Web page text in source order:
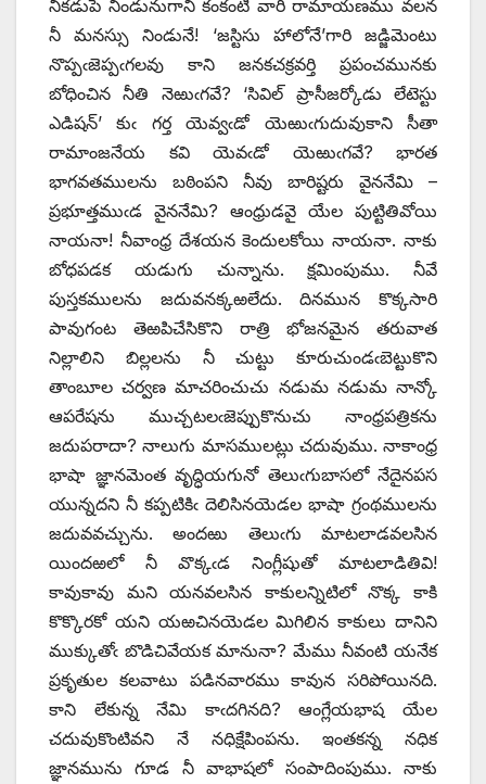
నీకడుపే నిండునుగాని కంకంటి వారి రామాయణము వలన
నీ మనస్సు నిండునే! ‘జస్టిసు హాలోనే’గారి జడ్జిమెంటు
నొప్పఁజెప్పఁగలవు కాని జనకచక్రవర్తి ప్రపంచమునకు
బోధించిన నీతి నెఱుఁగవే? ‘సివిల్‌ ‌ప్రాసీజర్కోడు లేటెస్టు
ఎడిషన్‌’ ‌కుఁ గర్త యెవ్వఁడో యెఱుఁగుదువుకాని సీతా
రామాంజనేయ కవి యెవఁడో యెఱుఁగవే? భారత
భాగవతములను బఠింపని నీవు బారిష్టరు వైననేమి –
ప్రభూత్తముఁడ వైననేమి? ఆంధ్రుడవై యేల పుట్టితివోయి
నాయనా! నీవాంధ్ర దేశయన కెందులకోయి నాయనా. నాకు
బోధపడక యడుగు చున్నాను. క్షమింపుము. నీవే
పుస్తకములను జదువనక్కఱలేదు. దినమున కొక్కసారి
పావుగంట తెఱపిచేసికొని రాత్రి భోజనమైన తరువాత
నిల్లాలిని బిల్లలను నీ చుట్టు కూరుచుండఁబెట్టుకొని
తాంబూల చర్వణ మాచరించుచు నడుమ నడుమ నాన్కో
ఆపరేషను ముచ్చటలఁజెప్పుకొనుచు నాంధ్రపత్రికను
జదుపరాదా? నాలుగు మాసములట్లు చదువుము. నాకాంధ్ర
భాషా జ్ఞానమెంత వృద్ధియగునో తెలుఁగుబాసలో నేదైనపస
యున్నదని నీ కప్పటికిఁ దెలిసినయెడల భాషా గ్రంథములను
జదువవచ్చును. అందఱు తెలుఁగు మాటలాడవలసిన
యిందఱలో నీ వొక్కఁడ నింగ్లీషుతో మాటలాడితివి!
కావుకావు మని యనవలసిన కాకులన్నిటిలో నొక్క కాకి
కొక్కొరకో యని యఱచినయెడల మిగిలిన కాకులు దానిని
ముక్కుతోఁ బొడిచివేయక మానునా? మేము నీవంటి యనేక
ప్రకృతుల కలవాటు పడినవారము కావున సరిపోయినది.
కాని లేకున్న నేమి కాఁదగినది? ఆంగ్లేయభాష యేల
చదువుకొంటివని నే నధిక్షేపింపను. ఇంతకన్న నధిక
జ్ఞానమును గూడ నీ వాభాషలో సంపాదింపుము. నాకు